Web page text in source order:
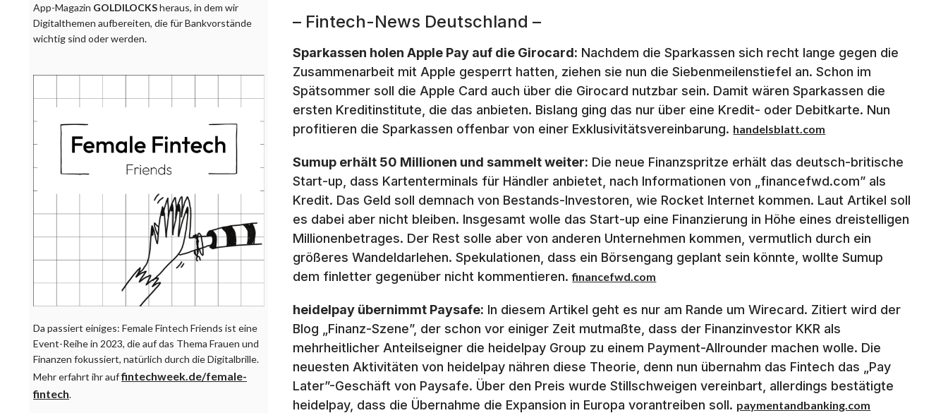
App-Magazin GOLDILOCKSheraus, in dem wir
Digitalthemen aufbereiten, die für Bankvorstände
wichtig sind oder werden.
Da passiert einiges: Female Fintech Friends ist eine
Event-Reihe in 2023, die auf das Thema Frauen und
Finanzen fokussiert, natürlich durch die Digitalbrille.
Mehr erfahrt ihr auffintechweek.de/female-
fintech.
– Fintech-News Deutschland –
Sparkassen holen Apple Pay auf die Girocard: Nachdem die Sparkassen sich recht lange gegen die
Zusammenarbeit mit Apple gesperrt hatten, ziehen sie nun die Siebenmeilenstiefel an. Schon im
Spätsommer soll die Apple Card auch über die Girocard nutzbar sein. Damit wären Sparkassen die
ersten Kreditinstitute, die das anbieten. Bislang ging das nur über eine Kredit- oder Debitkarte. Nun
profitieren die Sparkassen offenbar von einer Exklusivitätsvereinbarung. handelsblatt.com
Sumup erhält 50 Millionen und sammelt weiter: Die neue Finanzspritze erhält das deutsch-britische
Start-up, dass Kartenterminals für Händler anbietet, nach Informationen von „financefwd.com” als
Kredit. Das Geld soll demnach von Bestands-Investoren, wie Rocket Internet kommen. Laut Artikel soll
es dabei aber nicht bleiben. Insgesamt wolle das Start-up eine Finanzierung in Höhe eines dreistelligen
Millionenbetrages. Der Rest solle aber von anderen Unternehmen kommen, vermutlich durch ein
größeres Wandeldarlehen. Spekulationen, dass ein Börsengang geplant sein könnte, wollte Sumup
dem finletter gegenüber nicht kommentieren.financefwd.com
heidelpay übernimmt Paysafe: In diesem Artikel geht es nur am Rande um Wirecard. Zitiert wird der
Blog „Finanz-Szene”, der schon vor einiger Zeit mutmaßte, dass der Finanzinvestor KKR als
mehrheitlicher Anteilseigner die heidelpay Group zu einem Payment-Allrounder machen wolle. Die
neuesten Aktivitäten von heidelpay nähren diese Theorie, denn nun übernahm das Fintech das „Pay
Later”-Geschäft von Paysafe. Über den Preis wurde Stillschweigen vereinbart, allerdings bestätigte
heidelpay, dass die Übernahme die Expansion in Europa vorantreiben soll. paymentandbanking.com